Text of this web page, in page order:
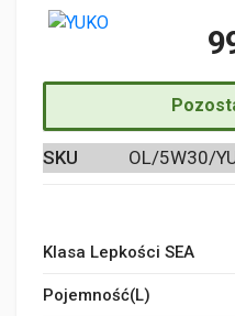
SKU OL/5W30/
Klasa Lepkości SEA
Pojemność(L)